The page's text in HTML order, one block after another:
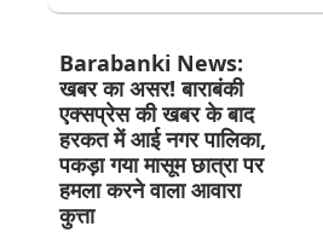
Barabanki News:
खबर का असर! बाराबंकी
एक्सप्रेस की खबर के बाद
हरकत में आई नगर पालिका,
पकड़ा गया मासूम छात्रा पर
हमला करने वाला आवारा
कुत्ता